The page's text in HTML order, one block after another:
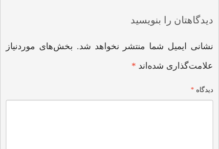
navigation
دیدگاهتان را بنویسید
نشانی ایمیل شما منتشر نخواهد شد. بخش‌های موردنیاز
علامت‌گذاری شده‌اند *
دیدگاه*